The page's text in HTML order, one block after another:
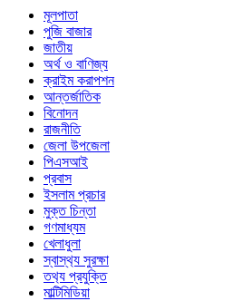
মূলপাতা
পুজি বাজার
জাতীয়
অর্থ ও বাণিজ্য
ক্রাইম করাপশন
আন্তর্জাতিক
বিনোদন
রাজনীতি
জেলা উপজেলা
পিএসআই
প্রবাস
ইসলাম প্রচার
মুক্ত চিন্তা
গণমাধ্যম
খেলাধুলা
স্বাস্থ‍্য সুরক্ষা
তথ‍্য প্রযুক্তি
মাল্টিমিডিয়া